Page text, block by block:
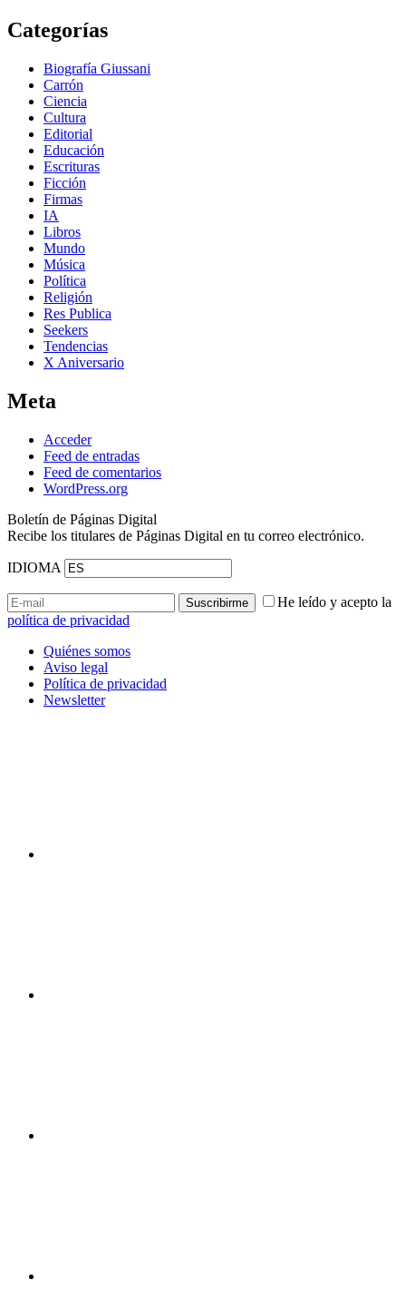
Categorías
Biografía Giussani
Carrón
Ciencia
Cultura
Editorial
Educación
Escrituras
Ficción
Firmas
IA
Libros
Mundo
Música
Política
Religión
Res Publica
Seekers
Tendencias
X Aniversario
Meta
Acceder
Feed de entradas
Feed de comentarios
WordPress.org
Boletín de Páginas Digital
Recibe los titulares de Páginas Digital en tu correo electrónico.
IDIOMA
He leído y acepto la
política de privacidad
Quiénes somos
Aviso legal
Política de privacidad
Newsletter